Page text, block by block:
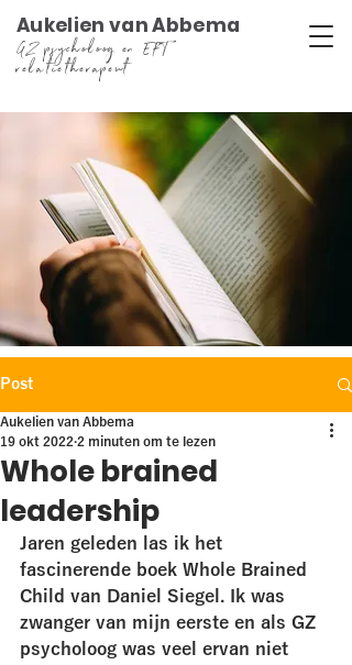
Aukelien van Abbema
GZ psycholoog en EFT
relatietherapeut
Post
Whole brained
leadership
Aukelien van Abbema
19 okt 2022 2 minuten om te lezen
Jaren geleden las ik het
fascinerende boek Whole Brained
Child van Daniel Siegel. Ik was
zwanger van mijn eerste en als GZ
psycholoog was veel ervan niet